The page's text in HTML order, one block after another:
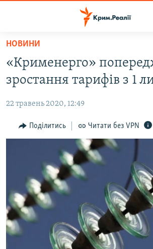
Перейти
основного
матеріалу
Перейти
до
навігації
Перейти
ВОДА.КРИМ
ВІДЕО ТА ФОТО
ПОЛІТИКА
БЛОГИ
ІНТЕРВ'Ю
ВСЕ ЗА ДЕНЬ
СПЕЦПРОЕКТИ
ДЕПОРТАЦІЯ
ВІДЕОУРОКИ «ELIFBE»
ЯК ОБІЙТИ БЛОКУВАННЯ
НОВИНИ
«Крименерго»
зростання тарифів з 1
22 травень 2020, 12:49
Поділитись Читати без VPN